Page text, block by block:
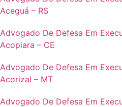
Aceguá – RS
Advogado De Defesa Em
Acopiara – CE
Advogado De Defesa Em
Acorizal – MT
Advogado De Defesa Em